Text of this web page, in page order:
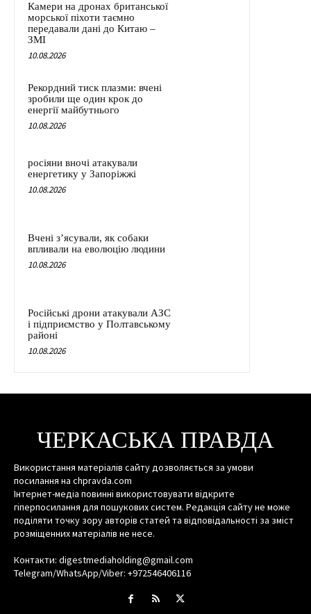
Камери на дронах британської
морської піхоти таємно
передавали дані до Китаю –
ЗМІ
10.08.2026
Рекордний тиск плазми: вчені
зробили ще один крок до
енергії майбутнього
10.08.2026
росіяни вночі атакували
енергетику у Запоріжжі
10.08.2026
Вчені з’ясували, як собаки
впливали на еволюцію людини
10.08.2026
Російські дрони атакували АЗС
і підприємство у Полтавському
районі
10.08.2026
ЧЕРКАСЬКА ПРАВДА
Використання матеріалів сайту дозволяється за умови
посилання на chpravda.com
Інтернет-медіа повинні використовувати відкрите
гіперпосилання для пошукових систем. Редакція сайту не може
поділяти точку зору авторів статей та відповідальності за зміст
розміщенних матеріалів не несе.
Контакти: digestmediaholding@gmail.com
Telegram/WhatsApp/Viber: +972546406116